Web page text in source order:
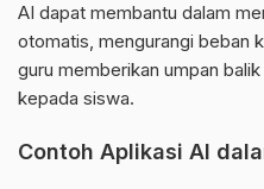
AI dapat membantu dalam
otomatis, mengurangi beban
guru memberikan umpan
kepada siswa.
Contoh Aplikasi AI